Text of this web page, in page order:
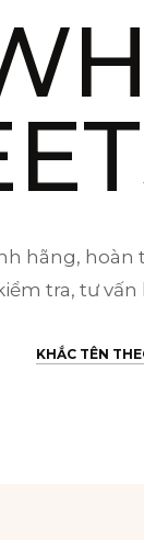
hãng, hoàn
tra, tư vấn
KHẮC TÊN